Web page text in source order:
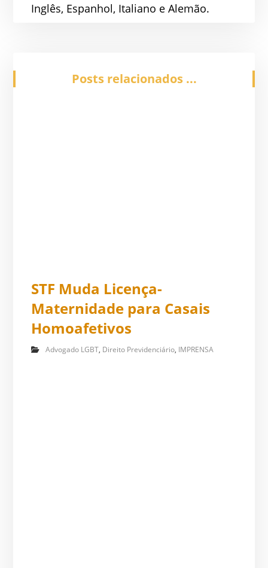
Inglês, Espanhol, Italiano e Alemão.
Posts relacionados ...
STF Muda Licença-
Maternidade para Casais
Homoafetivos
Advogado LGBT, Direito Previdenciário, IMPRENSA